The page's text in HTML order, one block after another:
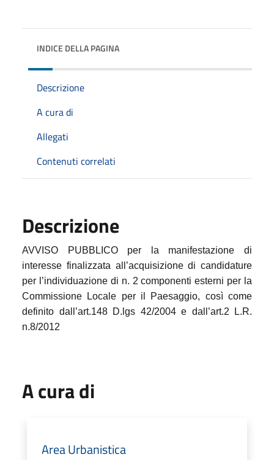
INDICE DELLA PAGINA
Descrizione
A cura di
Allegati
Contenuti correlati
Descrizione
AVVISO PUBBLICO per la manifestazione di
interesse finalizzata all’acquisizione di candidature
per l’individuazione di n. 2 componenti esterni per la
Commissione Locale per il Paesaggio, così come
definito dall’art.148 D.lgs 42/2004 e dall’art.2 L.R.
n.8/2012
A cura di
Area Urbanistica